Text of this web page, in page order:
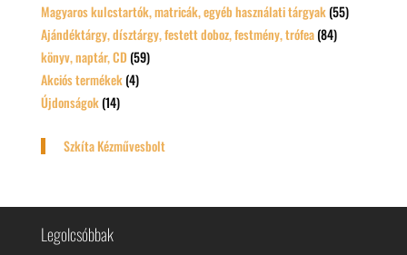
Magyaros kulcstartók, matricák, egyéb használati tárgyak (55)
Ajándéktárgy, dísztárgy, festett doboz, festmény, trófea (84)
könyv, naptár, CD (59)
Akciós termékek (4)
Újdonságok (14)
Szkíta Kézművesbolt
Legolcsóbbak